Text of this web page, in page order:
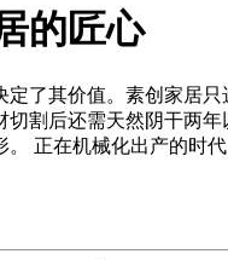
的匠心
了其价值。素创家居只
切割后还需天然阴干两
。 正在机械化出产的时